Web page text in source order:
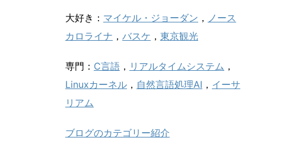
大好き： マイケル・ジョーダン ， ノース
カロライナ ， バスケ ， 東京観光
専門： C言語 ， リアルタイムシステム ，
Linuxカーネル ， 自然言語処理AI ， イーサ
リアム
ブログのカテゴリー紹介